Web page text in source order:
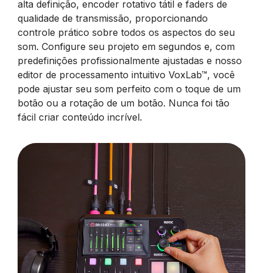
alta definição, encoder rotativo tátil e faders de
qualidade de transmissão, proporcionando
controle prático sobre todos os aspectos do seu
som. Configure seu projeto em segundos e, com
predefinições profissionalmente ajustadas e nosso
editor de processamento intuitivo VoxLab™, você
pode ajustar seu som perfeito com o toque de um
botão ou a rotação de um botão. Nunca foi tão
fácil criar conteúdo incrível.